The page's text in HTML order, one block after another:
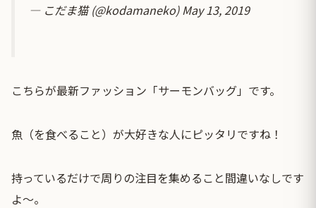
— こだま猫 (@kodamaneko)May 13, 2019
こちらが最新ファッション「サーモンバッグ」です。
魚（を食べること）が大好きな人にピッタリですね！
持っているだけで周りの注目を集めること間違いなしです
よ〜。